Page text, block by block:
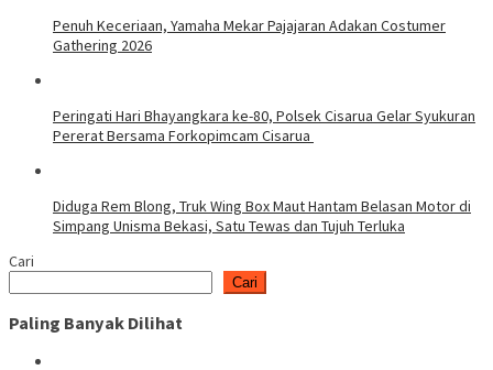
Penuh Keceriaan, Yamaha Mekar Pajajaran Adakan Costumer
Gathering 2026
Peringati Hari Bhayangkara ke-80, Polsek Cisarua Gelar Syukuran
Pererat Bersama Forkopimcam Cisarua
Diduga Rem Blong, Truk Wing Box Maut Hantam Belasan Motor di
Simpang Unisma Bekasi, Satu Tewas dan Tujuh Terluka
Cari
Cari
Paling Banyak Dilihat